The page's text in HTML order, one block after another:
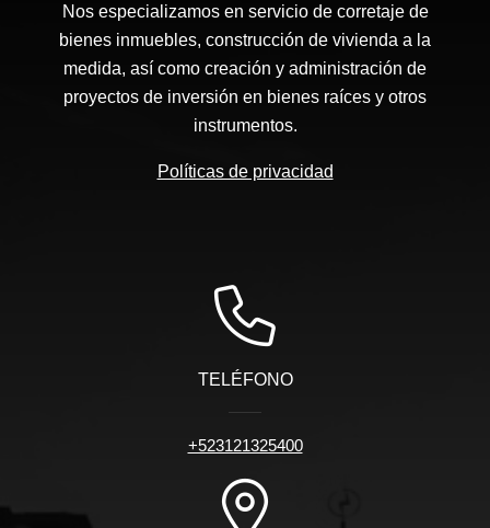
Nos especializamos en servicio de corretaje de
bienes inmuebles, construcción de vivienda a la
medida, así como creación y administración de
proyectos de inversión en bienes raíces y otros
instrumentos.
Políticas de privacidad
TELÉFONO
+523121325400